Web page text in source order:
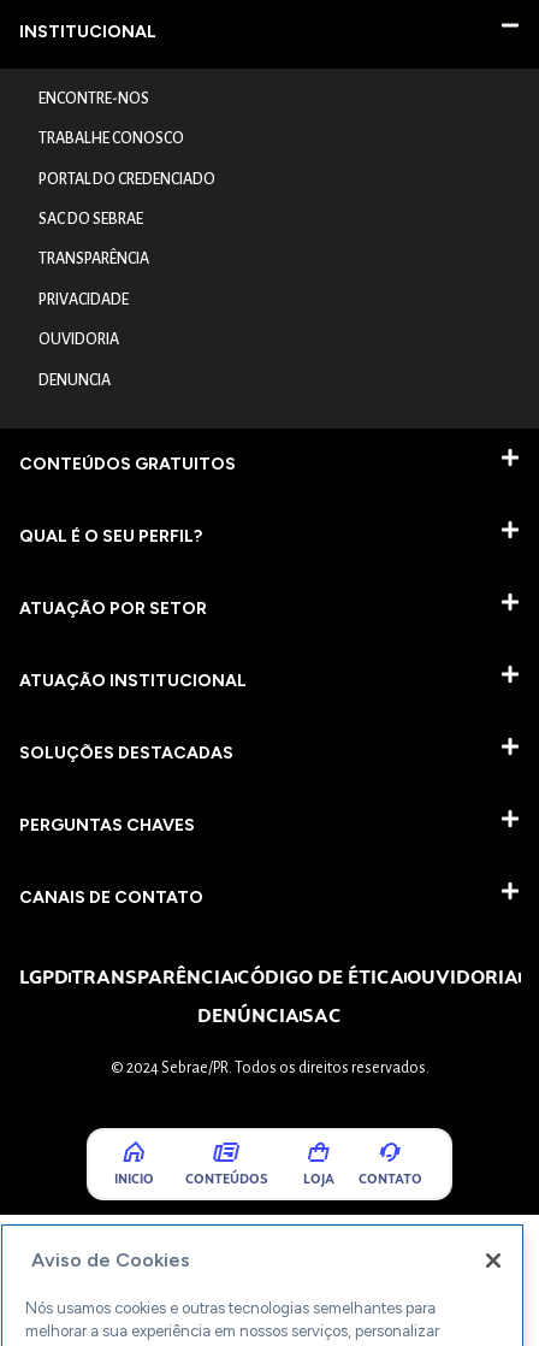
INSTITUCIONAL
ENCONTRE-NOS
TRABALHE CONOSCO
PORTAL DO CREDENCIADO
SAC DO SEBRAE
TRANSPARÊNCIA
PRIVACIDADE
OUVIDORIA
DENUNCIA
CONTEÚDOS GRATUITOS
QUAL É O SEU PERFIL?
ATUAÇÃO POR SETOR
ATUAÇÃO INSTITUCIONAL
SOLUÇÕES DESTACADAS
PERGUNTAS CHAVES​
CANAIS DE CONTATO
LGPDTRANSPARÊNCIACÓDIGO DE ÉTICAOUVIDORIA
DENÚNCIASAC
© 2024 Sebrae/PR. Todos os direitos reservados.
INICIO CONTEÚDOS LOJA CONTATO
Aviso de Cookies
Nós usamos cookies e outras tecnologias semelhantes para
melhorar a sua experiência em nossos serviços, personalizar